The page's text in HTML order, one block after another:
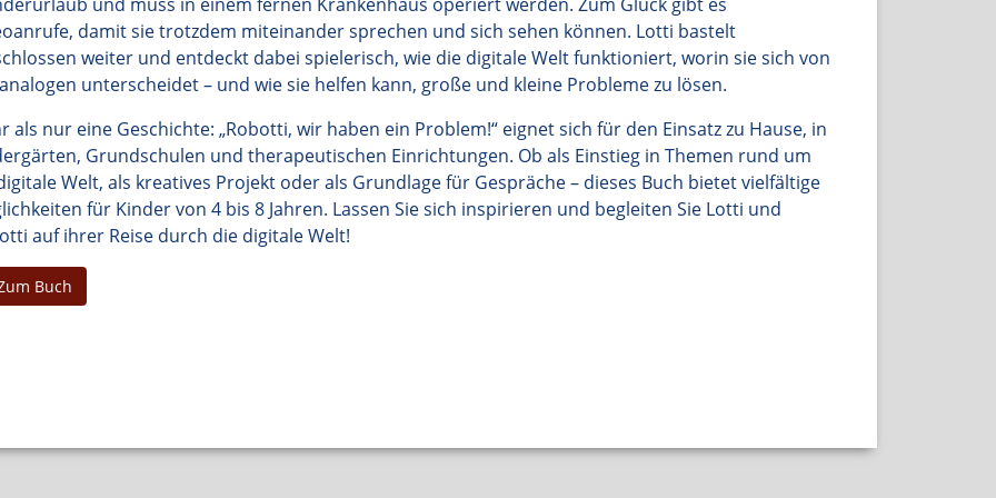
damit sie trotzdem miteinander sprechen und sich sehen können. Lotti bastelt
weiter und entdeckt dabei spielerisch, wie die digitale Welt funktioniert, worin sie sich von
unterscheidet – und wie sie helfen kann, große und kleine Probleme zu lösen.
als nur eine Geschichte: „Robotti, wir haben ein Problem!“ eignet sich für den Einsatz zu Hause, in
Grundschulen und therapeutischen Einrichtungen. Ob als Einstieg in Themen rund um
Welt, als kreatives Projekt oder als Grundlage für Gespräche – dieses Buch bietet vielfältige
für Kinder von 4 bis 8 Jahren. Lassen Sie sich inspirieren und begleiten Sie Lotti und
auf ihrer Reise durch die digitale Welt!
Buch